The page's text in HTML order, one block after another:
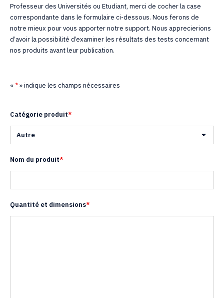
Professeur des Universités ou Etudiant, merci de cocher la case
correspondante dans le formulaire ci-dessous. Nous ferons de
notre mieux pour vous apporter notre support. Nous apprecierions
d’avoir la possibilité d’examiner les résultats des tests concernant
nos produits avant leur publication.
« *» indique les champs nécessaires
Catégorie produit*
Nom du produit*
Quantité et dimensions*